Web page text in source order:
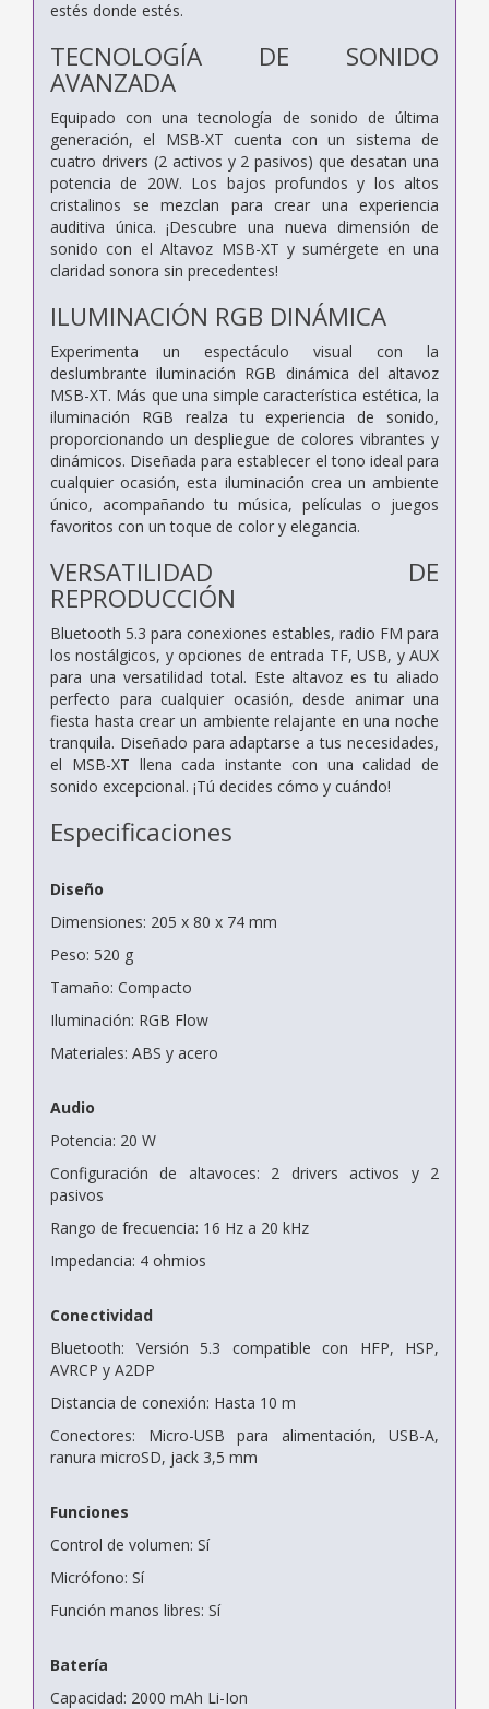
estés donde estés.
TECNOLOGÍA DE SONIDO
AVANZADA
Equipado con una tecnología de sonido de última
generación, el MSB-XT cuenta con un sistema de
cuatro drivers (2 activos y 2 pasivos) que desatan una
potencia de 20W. Los bajos profundos y los altos
cristalinos se mezclan para crear una experiencia
auditiva única. ¡Descubre una nueva dimensión de
sonido con el Altavoz MSB-XT y sumérgete en una
claridad sonora sin precedentes!
ILUMINACIÓN RGB DINÁMICA
Experimenta un espectáculo visual con la
deslumbrante iluminación RGB dinámica del altavoz
MSB-XT. Más que una simple característica estética, la
iluminación RGB realza tu experiencia de sonido,
proporcionando un despliegue de colores vibrantes y
dinámicos. Diseñada para establecer el tono ideal para
cualquier ocasión, esta iluminación crea un ambiente
único, acompañando tu música, películas o juegos
favoritos con un toque de color y elegancia.
VERSATILIDAD DE
REPRODUCCIÓN
Bluetooth 5.3 para conexiones estables, radio FM para
los nostálgicos, y opciones de entrada TF, USB, y AUX
para una versatilidad total. Este altavoz es tu aliado
perfecto para cualquier ocasión, desde animar una
fiesta hasta crear un ambiente relajante en una noche
tranquila. Diseñado para adaptarse a tus necesidades,
el MSB-XT llena cada instante con una calidad de
sonido excepcional. ¡Tú decides cómo y cuándo!
Especificaciones
Diseño
Dimensiones: 205 x 80 x 74 mm
Peso: 520 g
Tamaño: Compacto
Iluminación: RGB Flow
Materiales: ABS y acero
Audio
Potencia: 20 W
Configuración de altavoces: 2 drivers activos y 2
pasivos
Rango de frecuencia: 16 Hz a 20 kHz
Impedancia: 4 ohmios
Conectividad
Bluetooth: Versión 5.3 compatible con HFP, HSP,
AVRCP y A2DP
Distancia de conexión: Hasta 10 m
Conectores: Micro-USB para alimentación, USB-A,
ranura microSD, jack 3,5 mm
Funciones
Control de volumen: Sí
Micrófono: Sí
Función manos libres: Sí
Batería
Capacidad: 2000 mAh Li-Ion